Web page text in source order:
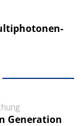
Generation